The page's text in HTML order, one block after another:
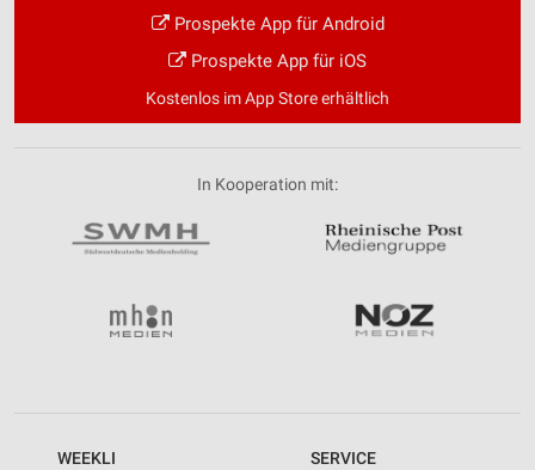
Prospekte App für Android
Prospekte App für iOS
Kostenlos im App Store erhältlich
In Kooperation mit:
WEEKLI SERVICE